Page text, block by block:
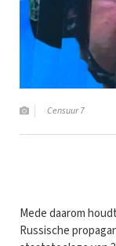
Censuur 7
Mede daarom
Russische